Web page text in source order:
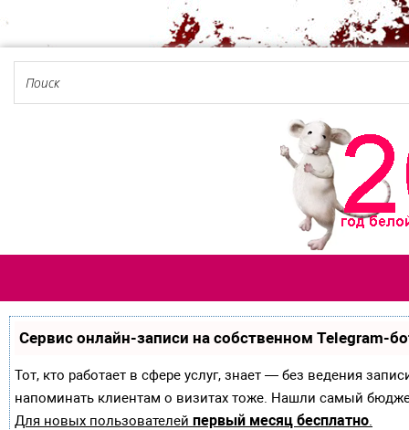
Сервис онлайн-записи на собственном Telegram-
Тот, кто работает в сфере услуг, знает — без ведения
напоминать клиентам о визитах тоже. Нашли самый
Для новых пользователей первый месяц бесплатно.